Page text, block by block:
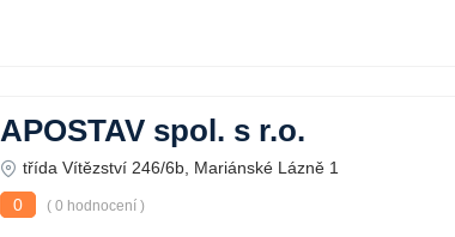
APOSTAV spol. s r.o.
třída Vítězství 246/6b, Mariánské Lázně 1
0
( 0 hodnocení )